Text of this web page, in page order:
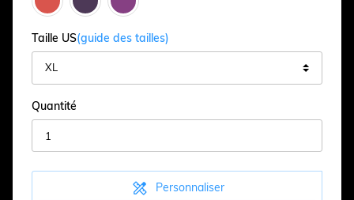
Taille US(guide des tailles)
Quantité
 Personnaliser